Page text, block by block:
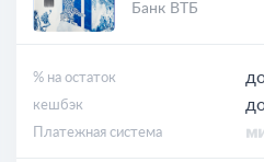
Банк ВТБ
% на остаток
кешбэк
Платежная система